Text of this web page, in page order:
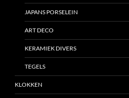
JAPANS PORSELEIN
ART DECO
KERAMIEK DIVERS
TEGELS
KLOKKEN